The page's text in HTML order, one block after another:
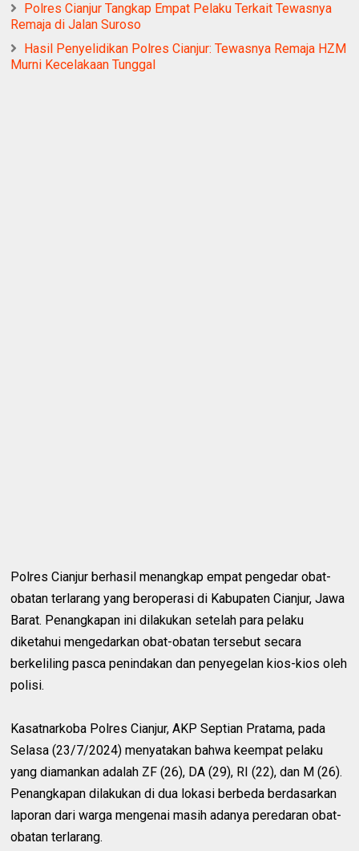
Polres Cianjur Tangkap Empat Pelaku Terkait Tewasnya
Remaja di Jalan Suroso
Hasil Penyelidikan Polres Cianjur: Tewasnya Remaja HZM
Murni Kecelakaan Tunggal
Polres Cianjur berhasil menangkap empat pengedar obat-
obatan terlarang yang beroperasi di Kabupaten Cianjur, Jawa
Barat. Penangkapan ini dilakukan setelah para pelaku
diketahui mengedarkan obat-obatan tersebut secara
berkeliling pasca penindakan dan penyegelan kios-kios oleh
polisi.
Kasatnarkoba Polres Cianjur, AKP Septian Pratama, pada
Selasa (23/7/2024) menyatakan bahwa keempat pelaku
yang diamankan adalah ZF (26), DA (29), RI (22), dan M (26).
Penangkapan dilakukan di dua lokasi berbeda berdasarkan
laporan dari warga mengenai masih adanya peredaran obat-
obatan terlarang.